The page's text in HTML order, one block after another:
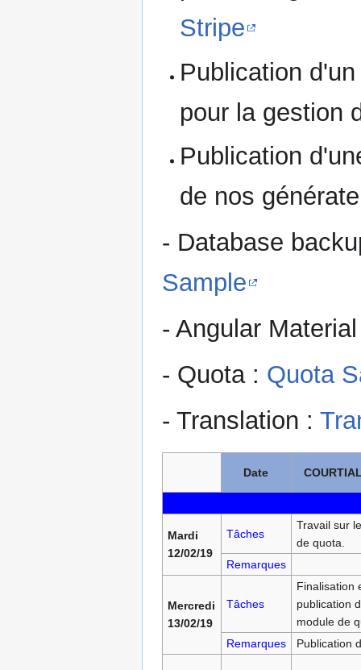
Stripe
Publication
pour la gestion
Publication
de nos
- Database
Sample
- Angular
- Quota : Quota
- Translation :
Date
Mardi
12/02/19
Tâches
Travail sur
de quota.
Remarques
Mercredi
13/02/19
Tâches
Finalisation
publication
module de
Remarques
Publication